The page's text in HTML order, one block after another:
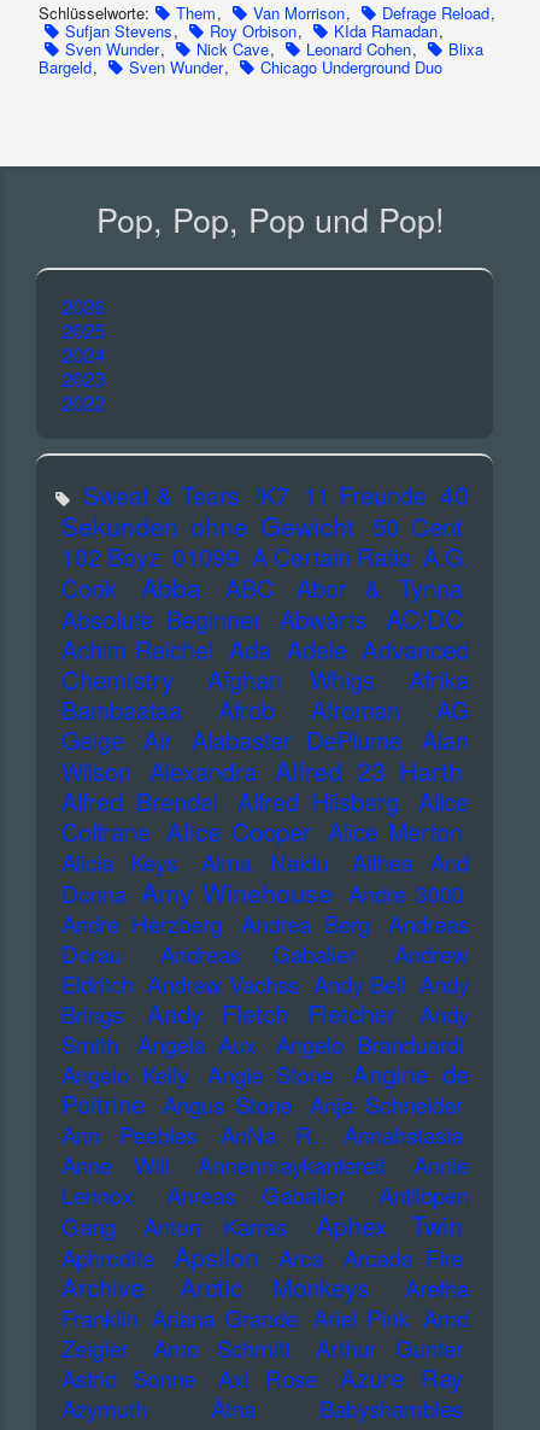
Schlüsselworte: Them, Van Morrison, Defrage Reload,
Sufjan Stevens, Roy Orbison, KIda Ramadan,
Sven Wunder, Nick Cave, Leonard Cohen, Blixa
Bargeld, Sven Wunder, Chicago Underground Duo
Pop, Pop, Pop und Pop!
2026
2025
2024
2023
2022
Sweat & Tears !K7 11 Freunde 40
Sekunden ohne Gewicht 50 Cent
102 Boyz 01099 A Certain Ratio A.G.
Cook
Abba ABC
Abor & Tynna
Absolute Beginner Abwärts AC/DC
Achim Reichel Ada Adele Advanced
Chemistry
Afghan Whigs
Afrika
Bambaataa
Afrob Afroman
AG
Geige
Air Alabaster DePlume
Alan
Wilson Alexandra Alfred 23 Harth
Alfred Brendel Alfred Hilsberg
Alice
Coltrane Alice Cooper Alice Merton
Alicia Keys Alma Naidu
Althea And
Donna Amy Winehouse Andre 3000
Andre Herzberg
Andrea Berg
Andreas
Dorau
Andreas Gabalier
Andrew
Eldritch Andrew Vachss Andy Bell Andy
Brings
Andy Fletch Fletcher
Andy
Smith
Angela Aux
Angelo Branduardi
Angelo Kelly
Angie Stone
Angine de
Poitrine Angus Stone Anja Schneider
Ann Peebles
AnNa R.
Annahstasia
Anne Will
Annenmaykantereit
Annie
Lennox
Anreas Gabalier
Antilopen
Gang
Anton Karras Aphex Twin
Aphrodite Apsilon Arca Arcade Fire
Archive Arctic Monkeys
Aretha
Franklin Ariana Grande Ariel Pink Arnd
Zeigler
Arno Schmitt
Arthur Gunter
Astrid Sonne
Axl Rose Azure Ray
Azymuth Ätna
Babyshambles